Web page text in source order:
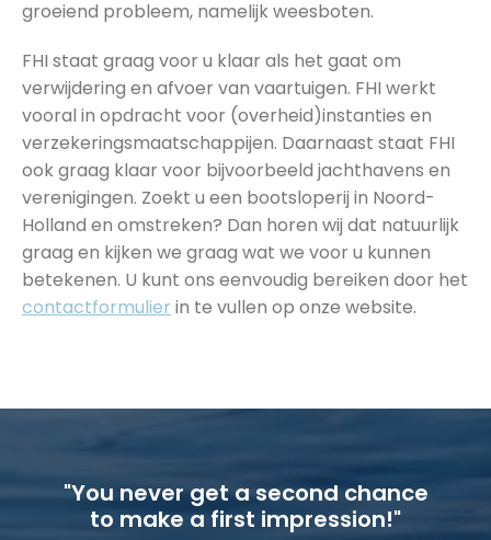
groeiend probleem, namelijk weesboten.
FHI staat graag voor u klaar als het gaat om
verwijdering en afvoer van vaartuigen. FHI werkt
vooral in opdracht voor (overheid)instanties en
verzekeringsmaatschappijen. Daarnaast staat FHI
ook graag klaar voor bijvoorbeeld jachthavens en
verenigingen. Zoekt u een bootsloperij in Noord-
Holland en omstreken? Dan horen wij dat natuurlijk
graag en kijken we graag wat we voor u kunnen
betekenen. U kunt ons eenvoudig bereiken door het
contactformulier in te vullen op onze website.
"You never get a second chance
to make a first impression!"